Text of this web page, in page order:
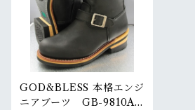
GOD&BLESS 本格エンジ
ニアブーツ GB-9810A